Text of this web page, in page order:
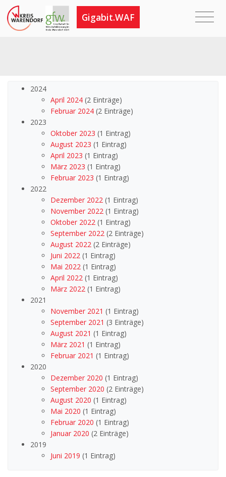
Gigabit.WAF
2024
April 2024(2 Einträge)
Februar 2024(2 Einträge)
2023
Oktober 2023 (1 Eintrag)
August 2023 (1 Eintrag)
April 2023 (1 Eintrag)
März 2023 (1 Eintrag)
Februar 2023 (1 Eintrag)
2022
Dezember 2022 (1 Eintrag)
November 2022 (1 Eintrag)
Oktober 2022 (1 Eintrag)
September 2022 (2 Einträge)
August 2022 (2 Einträge)
Juni 2022 (1 Eintrag)
Mai 2022 (1 Eintrag)
April 2022 (1 Eintrag)
März 2022 (1 Eintrag)
2021
November 2021 (1 Eintrag)
September 2021 (3 Einträge)
August 2021 (1 Eintrag)
März 2021 (1 Eintrag)
Februar 2021 (1 Eintrag)
2020
Dezember 2020 (1 Eintrag)
September 2020 (2 Einträge)
August 2020 (1 Eintrag)
Mai 2020 (1 Eintrag)
Februar 2020 (1 Eintrag)
Januar 2020 (2 Einträge)
2019
Juni 2019 (1 Eintrag)